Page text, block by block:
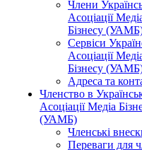
Члени
Асоціації
Бізнесу
Сервіси
Асоціації
Бізнесу
Адреса та
Членство в
Асоціації Медіа
(УАМБ)
Членські
Переваги для